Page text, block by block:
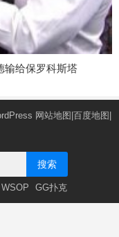
输给保罗科斯塔
网站地图 百度地图
搜索
WSOP GG扑克